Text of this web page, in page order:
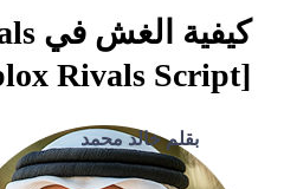
[Roblox Rivals Script]
بقلم خالد محمد